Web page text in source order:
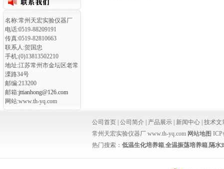
名称:常州天宏实验仪器厂
电话:0519-88209191
传真:0519-82810663
联系人:贺国忠
手机:(0)13813502210
地址:江苏常州市金坛区老常
溧路34号
邮编:213200
邮箱:jttianhong@126.com
网站:www.th-yq.com
公司首页 公司简介 产品展示 新闻中心 技术文
常州天宏实验仪器厂 www.th-yq.com 网站地图
热门搜索： 低温生化培养箱,全温振荡培养箱, 隔水